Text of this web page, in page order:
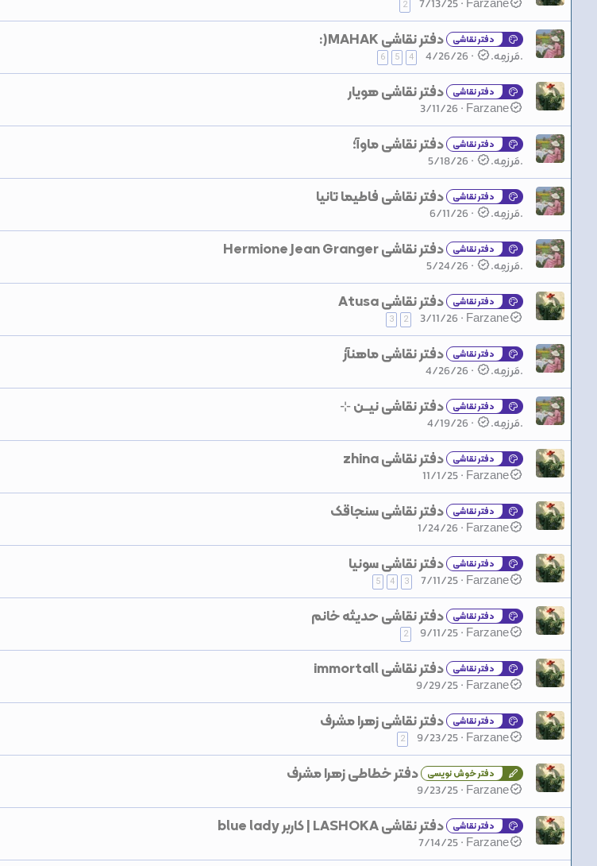
Farzane
7/13/25
2
دفتر نقاشی دفتر نقاشی MAHAK(:
.مَرزمِه. 4/26/26
4
5
6
دفتر نقاشی دفتر نقاشی هویار
Farzane
3/11/26
دفتر نقاشی دفتر نقاشی ماوآ؛
.مَرزمِه. 5/18/26
دفتر نقاشی دفتر نقاشی فاطیما تانیا
.مَرزمِه. 6/11/26
دفتر نقاشی دفتر نقاشی Hermione Jean Granger
.مَرزمِه. 5/24/26
دفتر نقاشی دفتر نقاشی Atusa
Farzane
3/11/26
2
3
دفتر نقاشی دفتر نقاشی ماهنآز
.مَرزمِه. 4/26/26
دفتر نقاشی دفتر نقاشی نیـــن ⊹
.مَرزمِه. 4/19/26
دفتر نقاشی دفتر نقاشی zhina
Farzane
11/1/25
دفتر نقاشی دفتر نقاشی سنجاقک
Farzane
1/24/26
دفتر نقاشی دفتر نقاشی سونیا
Farzane
7/11/25
3
4
5
دفتر نقاشی دفتر نقاشی حدیثه خانم
Farzane
9/11/25
2
دفتر نقاشی دفتر نقاشی immortall
Farzane
9/29/25
دفتر نقاشی دفتر نقاشی زهرا مشرف
Farzane
9/23/25
2
دفتر خوش نویسی دفتر خطاطی زهرا مشرف
Farzane
9/23/25
دفتر نقاشی دفتر نقاشی LASHOKA | کاربر blue lady
Farzane
7/14/25